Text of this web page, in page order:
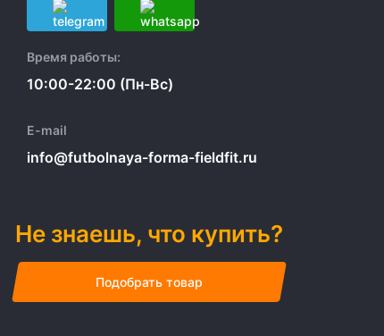
Время работы:
10:00-22:00 (Пн-Вс)
E-mail
info@futbolnaya-forma-fieldfit.ru
Не знаешь, что купить?
Подобрать товар